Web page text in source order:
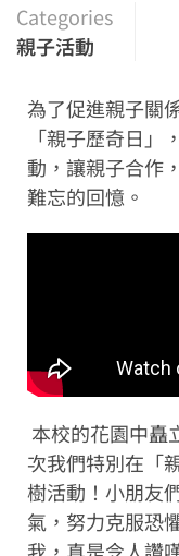
Categories
親子活動
為了促進親子關
「親子歷奇日
動，讓親子合作
難忘的回憶。
本校的花園中矗
次我們特別在「
樹活動！小朋友
氣，努力克服恐
我，真是令人讚